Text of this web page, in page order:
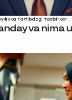
yakka tartibdagi tadbirkor
va nima